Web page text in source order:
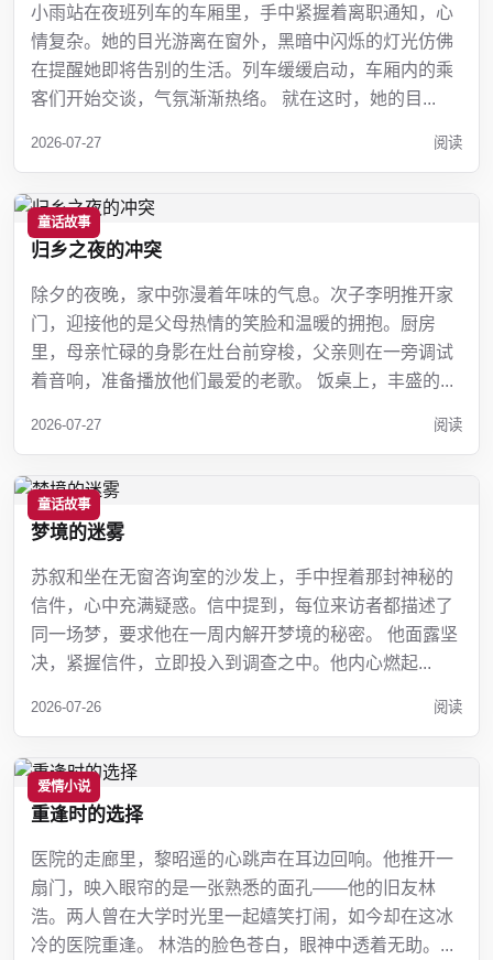
小雨站在夜班列车的车厢里，手中紧握着离职通知，心
情复杂。她的目光游离在窗外，黑暗中闪烁的灯光仿佛
在提醒她即将告别的生活。列车缓缓启动，车厢内的乘
客们开始交谈，气氛渐渐热络。 就在这时，她的目...
2026-07-27 阅读
童话故事
归乡之夜的冲突
除夕的夜晚，家中弥漫着年味的气息。次子李明推开家
门，迎接他的是父母热情的笑脸和温暖的拥抱。厨房
里，母亲忙碌的身影在灶台前穿梭，父亲则在一旁调试
着音响，准备播放他们最爱的老歌。 饭桌上，丰盛的...
2026-07-27 阅读
童话故事
梦境的迷雾
苏叙和坐在无窗咨询室的沙发上，手中捏着那封神秘的
信件，心中充满疑惑。信中提到，每位来访者都描述了
同一场梦，要求他在一周内解开梦境的秘密。 他面露坚
决，紧握信件，立即投入到调查之中。他内心燃起...
2026-07-26 阅读
爱情小说
重逢时的选择
医院的走廊里，黎昭遥的心跳声在耳边回响。他推开一
扇门，映入眼帘的是一张熟悉的面孔——他的旧友林
浩。两人曾在大学时光里一起嬉笑打闹，如今却在这冰
冷的医院重逢。 林浩的脸色苍白，眼神中透着无助。...